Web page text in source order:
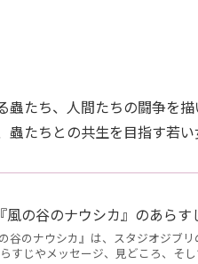
たち、人間たちの闘争を
たちとの共生を目指す若い
の谷のナウシカ』のあらす
谷のナウシカ』は、スタジオジブ
すじやメッセージ、見どころ、そ